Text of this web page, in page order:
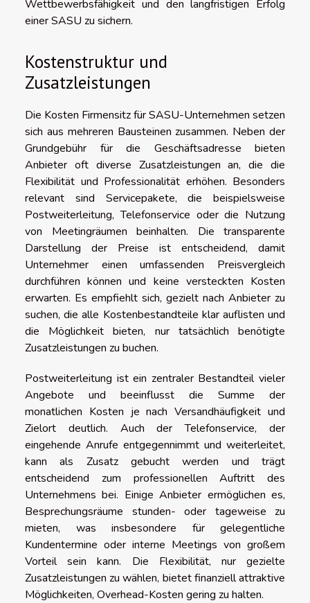
Wettbewerbsfähigkeit und den langfristigen Erfolg
einer SASU zu sichern.
Kostenstruktur und
Zusatzleistungen
Die Kosten Firmensitz für SASU-Unternehmen setzen
sich aus mehreren Bausteinen zusammen. Neben der
Grundgebühr für die Geschäftsadresse bieten
Anbieter oft diverse Zusatzleistungen an, die die
Flexibilität und Professionalität erhöhen. Besonders
relevant sind Servicepakete, die beispielsweise
Postweiterleitung, Telefonservice oder die Nutzung
von Meetingräumen beinhalten. Die transparente
Darstellung der Preise ist entscheidend, damit
Unternehmer einen umfassenden Preisvergleich
durchführen können und keine versteckten Kosten
erwarten. Es empfiehlt sich, gezielt nach Anbieter zu
suchen, die alle Kostenbestandteile klar auflisten und
die Möglichkeit bieten, nur tatsächlich benötigte
Zusatzleistungen zu buchen.
Postweiterleitung ist ein zentraler Bestandteil vieler
Angebote und beeinflusst die Summe der
monatlichen Kosten je nach Versandhäufigkeit und
Zielort deutlich. Auch der Telefonservice, der
eingehende Anrufe entgegennimmt und weiterleitet,
kann als Zusatz gebucht werden und trägt
entscheidend zum professionellen Auftritt des
Unternehmens bei. Einige Anbieter ermöglichen es,
Besprechungsräume stunden- oder tageweise zu
mieten, was insbesondere für gelegentliche
Kundentermine oder interne Meetings von großem
Vorteil sein kann. Die Flexibilität, nur gezielte
Zusatzleistungen zu wählen, bietet finanziell attraktive
Möglichkeiten, Overhead-Kosten gering zu halten.